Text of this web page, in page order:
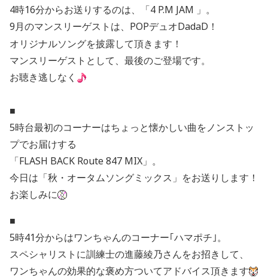
4時16分からお送りするのは、「4 P.M JAM 」。
9月のマンスリーゲストは
POPデュオDadaD！
オリジナルソングを披露して頂きます！
マンスリーゲストとして、最後のご登場です。
お聴き逃しなく
■
5時台最初のコーナーはちょっと懐かしい曲をノンストッ
プでお届けする
「FLASH BACK Route 847 MIX」。
今日は「秋・オータムソングミックス」をお送りします！
お楽しみに
■
5時41分からはワンちゃんのコーナー｢ハマポチ｣。
スペシャリストに訓練士の進藤綾乃さんをお招きして、
ワンちゃんの効果的な褒め方ついてアドバイス頂きます